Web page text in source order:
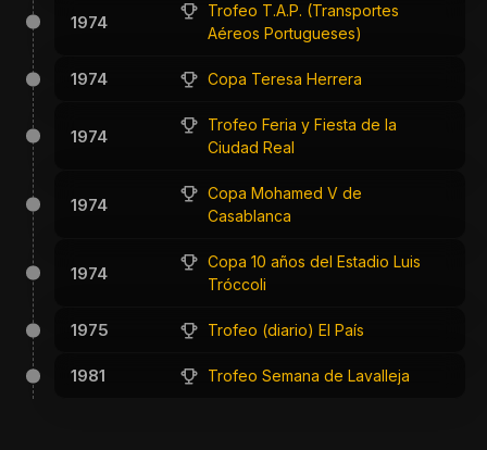
1974
Trofeo T.A.P. (Transportes
Aéreos Portugueses)
1974 Copa Teresa Herrera
1974
Trofeo Feria y Fiesta de la
Ciudad Real
1974
Copa Mohamed V de
Casablanca
1974
Copa 10 años del Estadio Luis
Tróccoli
1975 Trofeo (diario) El País
1981 Trofeo Semana de Lavalleja